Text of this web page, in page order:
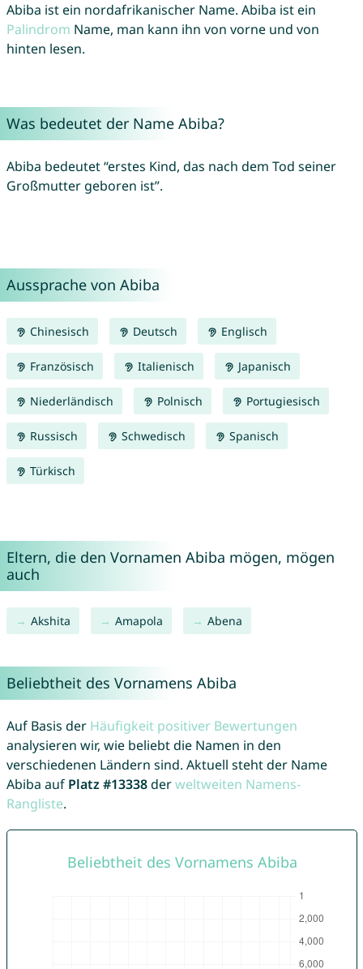
Abiba ist ein nordafrikanischer Name. Abiba ist ein
Palindrom Name, man kann ihn von vorne und von
hinten lesen.
Was bedeutet der Name Abiba?
Abiba bedeutet “erstes Kind, das nach dem Tod seiner
Großmutter geboren ist”.
Aussprache von Abiba
Chinesisch Deutsch Englisch
Französisch Italienisch Japanisch
Niederländisch Polnisch Portugiesisch
Russisch Schwedisch Spanisch
Türkisch
Eltern, die den Vornamen Abiba mögen, mögen
auch
Akshita Amapola Abena
Beliebtheit des Vornamens Abiba
Auf Basis der Häufigkeit positiver Bewertungen
analysieren wir, wie beliebt die Namen in den
verschiedenen Ländern sind. Aktuell steht der Name
Abiba auf Platz #13338derweltweiten Namens-
Rangliste.